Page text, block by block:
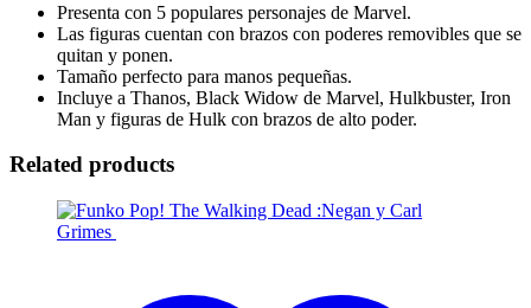
Presenta con 5 populares personajes de Marvel.
Las figuras cuentan con brazos con poderes removibles que se
quitan y ponen.
Tamaño perfecto para manos pequeñas.
Incluye a Thanos, Black Widow de Marvel, Hulkbuster, Iron
Man y figuras de Hulk con brazos de alto poder.
Related products